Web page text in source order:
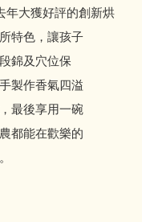
年大獲好評的創新烘
特色，讓孩子
錦及穴位保
製作香氣四溢
最後享用一碗
都能在歡樂的